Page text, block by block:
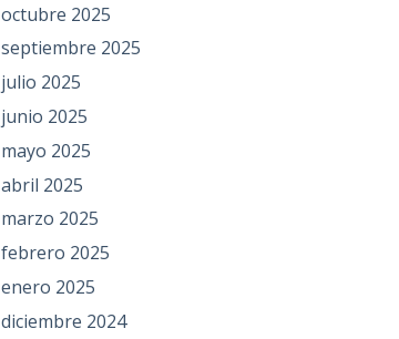
octubre 2025
septiembre 2025
julio 2025
junio 2025
mayo 2025
abril 2025
marzo 2025
febrero 2025
enero 2025
diciembre 2024